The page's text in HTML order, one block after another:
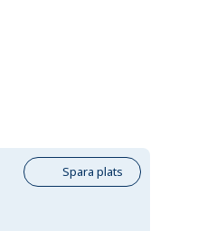
Spara plats